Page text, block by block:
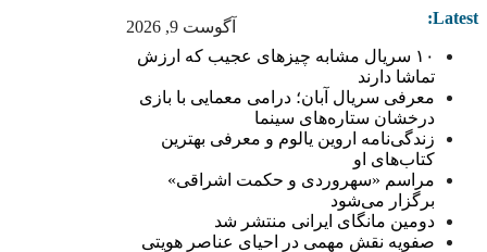
آگوست 9, 2026 Latest:
۱۰ سریال مشابه چیزهای عجیب که ارزش
تماشا دارند
معرفی سریال آبان؛ درامی معمایی با بازی
درخشان ستاره‌های سینما
زندگی‌نامه اروین یالوم و معرفی بهترین
کتاب‌های او
مراسم «سهروردی و حکمت اشراقی»
برگزار می‌شود
دومین مانگای ایرانی منتشر شد
صفویه نقش مهمی در احیای عناصر هویتی